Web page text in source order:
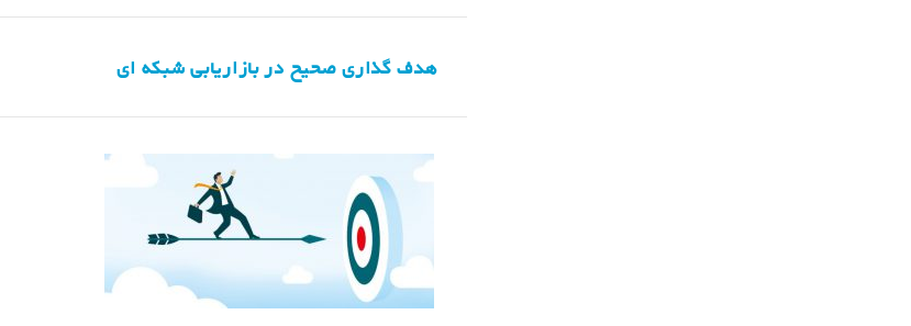
هدف گذاری صحیح در بازاریابی شبکه ای